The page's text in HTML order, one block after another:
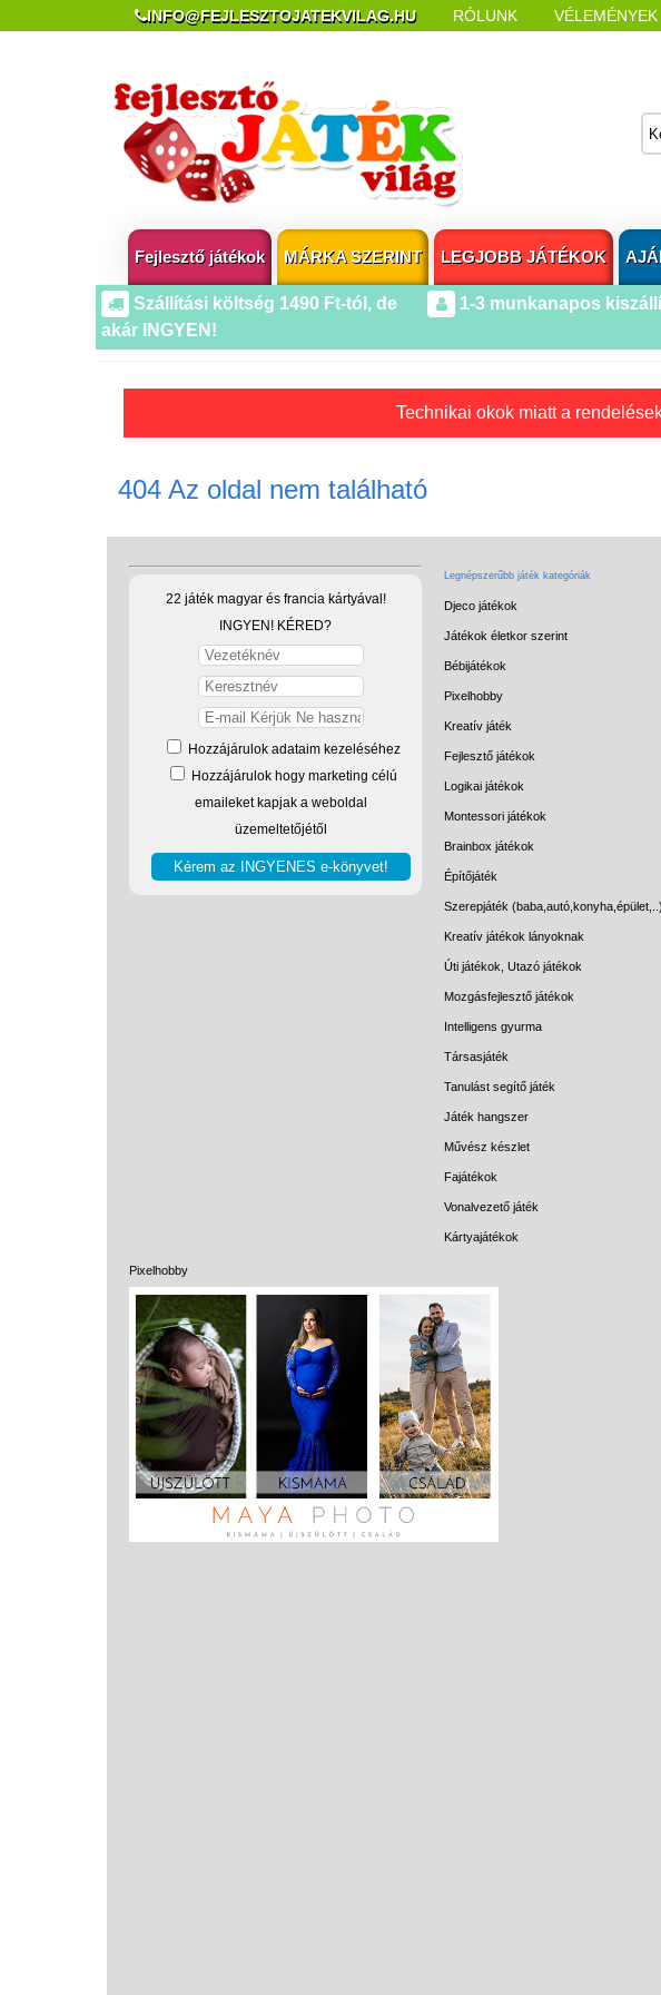
INFO@FEJLESZTOJATEKVILAG.HU RÓLUNK VÉLEMÉNYEK
Fejlesztő játékok MÁRKA SZERINT LEGJOBB JÁTÉKOK
Szállítási költség 1490 Ft-tól, de
akár INGYEN!
1-3 munkanapos
Technikai okok miatt a
404 Az oldal nem található
22 játék magyar és francia kártyával!
INGYEN! KÉRED?
Hozzájárulok adataim kezeléséhez
Hozzájárulok hogy marketing célú
emaileket kapjak a weboldal
üzemeltetőjétől
Pixelhobby
Legnépszerűbb játék kategóriák
Djeco játékok
Játékok életkor szerint
Bébijátékok
Pixelhobby
Kreatív játék
Fejlesztő játékok
Logikai játékok
Montessori játékok
Brainbox játékok
Építőjáték
Szerepjáték (baba,autó,konyha,épület,..)
Kreatív játékok lányoknak
Úti játékok, Utazó játékok
Mozgásfejlesztő játékok
Intelligens gyurma
Társasjáték
Tanulást segítő játék
Játék hangszer
Művész készlet
Fajátékok
Vonalvezető játék
Kártyajátékok